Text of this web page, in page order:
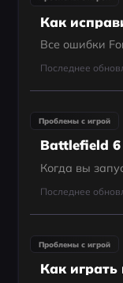
Последнее
Проблемы с игрой
Последнее
Проблемы с игрой